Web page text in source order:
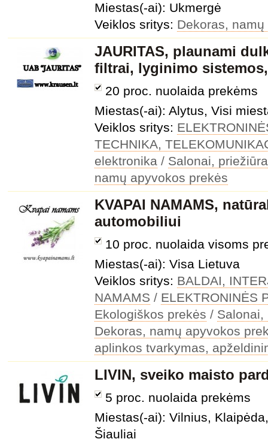
Miestas(-ai): Ukmergė
Veiklos sritys: Dekoras,
JAURITAS, plaunami
filtrai, lyginimo
20 proc. nuolaida prekėms
Miestas(-ai): Alytus, Visi
Veiklos sritys:
TECHNIKA,
elektronika / Salonai,
namų apyvokos prekės
KVAPAI NAMAMS,
automobiliui
10 proc. nuolaida visoms
Miestas(-ai): Visa Lietuva
Veiklos sritys: BALDAI,
NAMAMS / ELEKTRONINĖS
Ekologiškos prekės / Salonai,
Dekoras, namų apyvokos
aplinkos tvarkymas,
LIVIN, sveiko maisto
5 proc. nuolaida prekėms
Miestas(-ai): Vilnius,
Šiauliai